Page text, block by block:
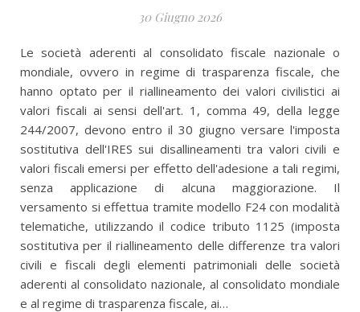
30 Giugno 2026
Le società aderenti al consolidato fiscale nazionale o
mondiale, ovvero in regime di trasparenza fiscale, che
hanno optato per il riallineamento dei valori civilistici ai
valori fiscali ai sensi dell'art. 1, comma 49, della legge
244/2007, devono entro il 30 giugno versare l'imposta
sostitutiva dell'IRES sui disallineamenti tra valori civili e
valori fiscali emersi per effetto dell'adesione a tali regimi,
senza applicazione di alcuna maggiorazione. Il
versamento si effettua tramite modello F24 con modalità
telematiche, utilizzando il codice tributo 1125 (imposta
sostitutiva per il riallineamento delle differenze tra valori
civili e fiscali degli elementi patrimoniali delle società
aderenti al consolidato nazionale, al consolidato mondiale
e al regime di trasparenza fiscale, ai…